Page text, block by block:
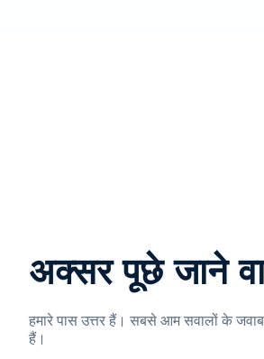
अक्सर पूछे जाने
हमारे पास उत्तर हैं। सबसे आम सवालों के
हैं।